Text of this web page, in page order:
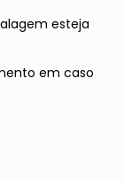
esteja
em caso